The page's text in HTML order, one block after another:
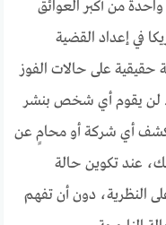
من أكبر العوائق
في إعداد القضية
حقيقية على حالات الفوز
لن يقوم أي شخص بنشر
تكشف أي شركة أو محامٍ عن
عند تكوين حالة
النظرية، دون أن تفهم